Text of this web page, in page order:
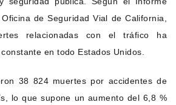
de Seguridad Vial de California,
relacionadas con el tráfico ha
en todo Estados Unidos.
38 824 muertes por accidentes de
lo que supone un aumento del 6,8 %